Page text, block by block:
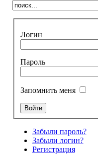
Логин
Пароль
Запомнить меня
Забыли пароль?
Забыли логин?
Регистрация